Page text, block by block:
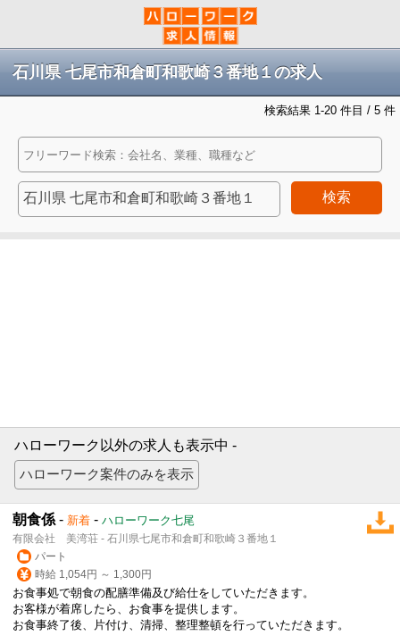
石川県 七尾市和倉町和歌崎３番地１の求人
検索結果 1-20 件目 / 5 件
検索
ハローワーク以外の求人も表示中 -
朝食係 - 新着 - ハローワーク七尾
有限会社 美湾荘 - 石川県七尾市和倉町和歌崎３番地１
パート
時給 1,054円 ～ 1,300円
お食事処で朝食の配膳準備及び給仕をしていただきます。
お客様が着席したら、お食事を提供します。
お食事終了後、片付け、清掃、整理整頓を行っていただきます。